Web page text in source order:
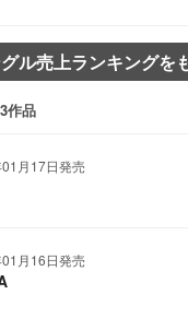
ル売上ランキングを
作品
月17日発売
月16日発売